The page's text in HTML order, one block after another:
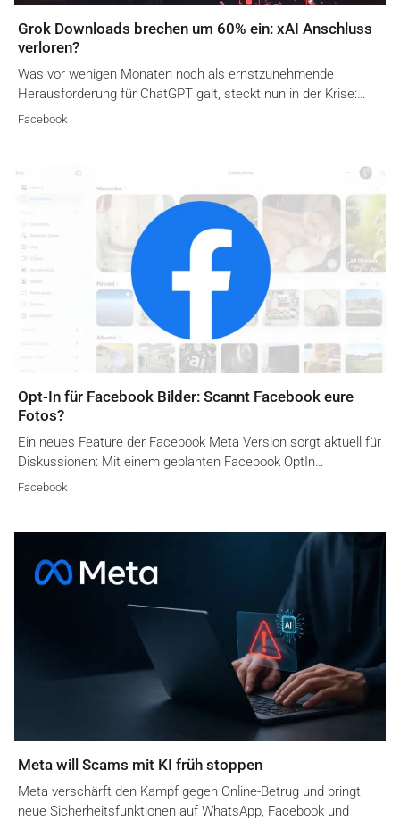
Grok Downloads brechen um 60% ein: xAI Anschluss
verloren?
Was vor wenigen Monaten noch als ernstzunehmende
Herausforderung für ChatGPT galt, steckt nun in der Krise:…
Facebook
Opt-In für Facebook Bilder: Scannt Facebook eure
Fotos?
Ein neues Feature der Facebook Meta Version sorgt aktuell für
Diskussionen: Mit einem geplanten Facebook OptIn…
Facebook
Meta will Scams mit KI früh stoppen
Meta verschärft den Kampf gegen Online-Betrug und bringt
neue Sicherheitsfunktionen auf WhatsApp, Facebook und